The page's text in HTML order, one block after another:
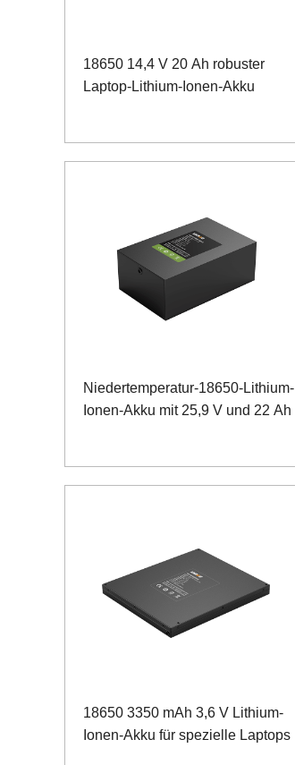
18650 14,4 V 20 Ah robuster
Laptop-Lithium-Ionen-Akku
Niedertemperatur-18650-Lithium-
Ionen-Akku mit 25,9 V und 22 Ah
18650 3350 mAh 3,6 V Lithium-
Ionen-Akku für spezielle Laptops